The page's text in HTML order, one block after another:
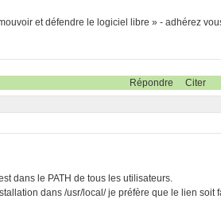
et défendre le logiciel libre » - adhérez
Répondre Citer
dans le PATH de tous les utilisateurs.
dans /usr/local/ je préfère que le lien soit